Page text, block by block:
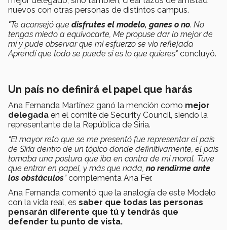
nuevos con otras personas de distintos campus.
"Te aconsejó que disfrutes el modelo, ganes o no. No
tengas miedo a equivocarte, Me propuse dar lo mejor de
mí y pude observar que mi esfuerzo se vio reflejado.
Aprendí que todo se puede si es lo que quieres" concluyó.
Un país no definirá el papel que harás
Ana Fernanda Martínez ganó la mención como mejor
delegada en el comité de Security Council, siendo la
representante de la República de Siria.
“El mayor reto que se me presentó fue representar el país
de Siria dentro de un tópico donde definitivamente, el país
tomaba una postura que iba en contra de mi moral. Tuve
que entrar en papel, y más que nada, no rendirme ante
los obstáculos”complementa Ana Fer.
Ana Fernanda comentó que la analogía de este Modelo
con la vida real, es saber que todas las personas
pensarán diferente que tú y tendrás que
defender tu punto de vista.